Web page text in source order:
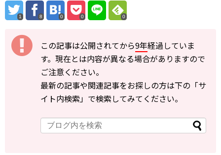
1 8 0 0 0
この記事は公開されてから9年経過していま
す。現在とは内容が異なる場合がありますので
ご注意ください。
最新の記事や関連記事をお探しの方は下の「サ
イト内検索」で検索してみてください。